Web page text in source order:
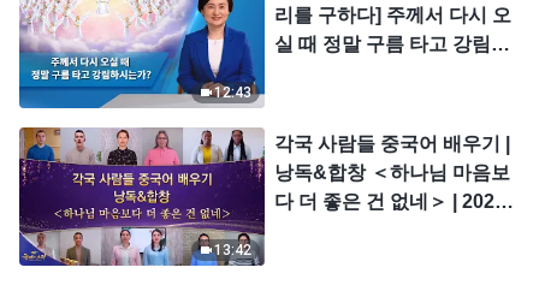
12:43
리를 구하다] 주께서 다시 오
실 때 정말 구름 타고 강림하
13:42
각국 사람들 중국어 배우기 |
낭독&합창 ＜하나님 마음보
다 더 좋은 건 없네＞ | 2026